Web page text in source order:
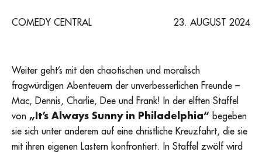
COMEDY CENTRAL 23. AUGUST 2024
Weiter geht’s mit den chaotischen und moralisch
fragwürdigen Abenteuern der unverbesserlichen Freunde –
Mac, Dennis, Charlie, Dee und Frank! In der elften Staffel
von „It’s Always Sunny in Philadelphia“ begeben
sie sich unter anderem auf eine christliche Kreuzfahrt, die sie
mit ihren eigenen Lastern konfrontiert. In Staffel zwölf wird